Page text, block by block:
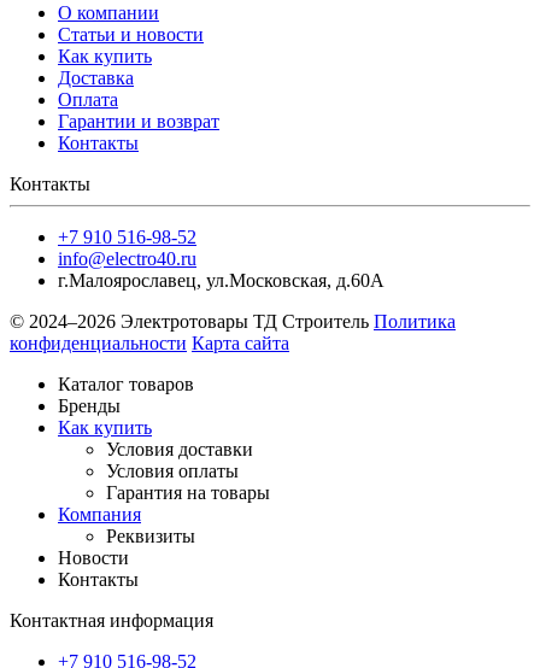
О компании
Статьи и новости
Как купить
Доставка
Оплата
Гарантии и возврат
Контакты
Контакты
+7 910 516-98-52
info@electro40.ru
г.Малоярославец, ул.Московская, д.60А
© 2024–2026 Электротовары ТД Строитель Политика
конфиденциальности Карта сайта
Каталог товаров
Бренды
Как купить
Условия доставки
Условия оплаты
Гарантия на товары
Компания
Реквизиты
Новости
Контакты
Контактная информация
+7 910 516-98-52